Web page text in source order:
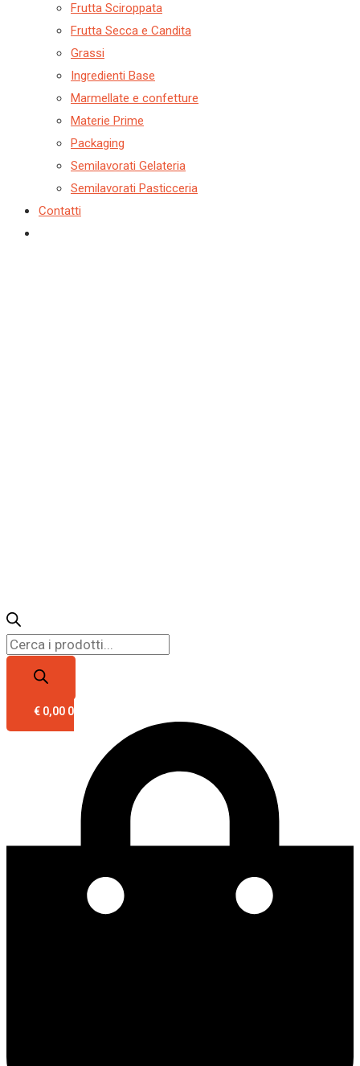
Frutta Sciroppata
Frutta Secca e Candita
Grassi
Ingredienti Base
Marmellate e confetture
Materie Prime
Packaging
Semilavorati Gelateria
Semilavorati Pasticceria
Contatti
€ 0,00 0